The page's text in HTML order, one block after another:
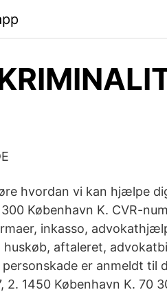
hvordan vi kan hjælpe
København K. CVR-
inkasso,
aftaleret,
er anmeldt til
2. 1450 København K. 70